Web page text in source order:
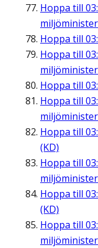
Hoppa till
Hoppa till
Hoppa till
Hoppa till
Hoppa till
Hoppa till
(KD)
Hoppa till
Hoppa till
(KD)
Hoppa till